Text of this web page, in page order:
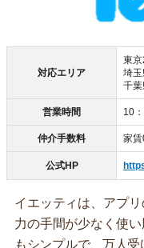
対応エリア
東
埼
千
営業時間 10
仲介手数料 家
公式HP
イエッティは、アプ
力の手間が少なく使
もシンプルで、万人受